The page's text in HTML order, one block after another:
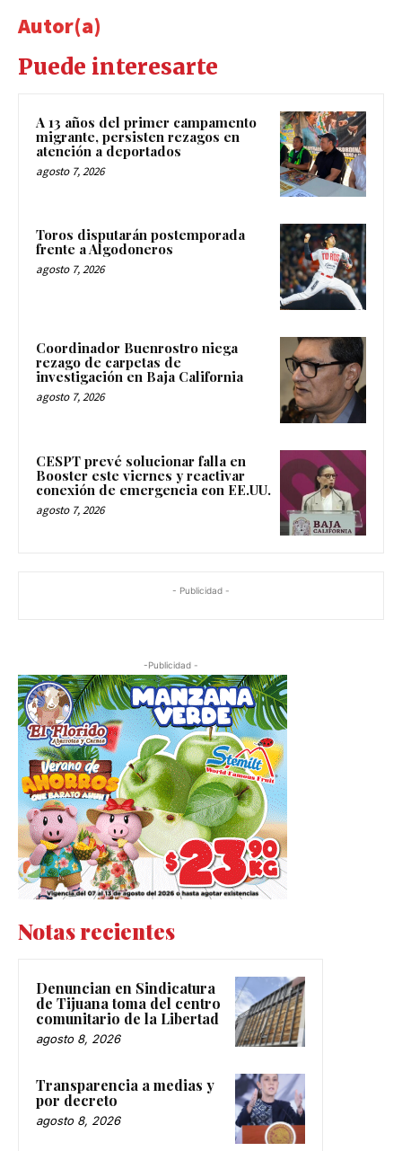
Autor(a)
Puede interesarte
A 13 años del primer campamento
migrante, persisten rezagos en
atención a deportados
agosto 7, 2026
Toros disputarán postemporada
frente a Algodoneros
agosto 7, 2026
Coordinador Buenrostro niega
rezago de carpetas de
investigación en Baja California
agosto 7, 2026
CESPT prevé solucionar falla en
Booster este viernes y reactivar
conexión de emergencia con EE.UU.
agosto 7, 2026
- Publicidad -
-Publicidad -
Notas recientes
Denuncian en Sindicatura
de Tijuana toma del centro
comunitario de la Libertad
agosto 8, 2026
Transparencia a medias y
por decreto
agosto 8, 2026